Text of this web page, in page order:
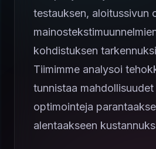
testauksen, aloitussivun
kohdistuksen
Tiimimme analysoi
tunnistaa
optimointeja
alentaakseen